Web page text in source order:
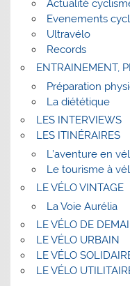
Actualité
Evenements
Ultravélo
Records
ENTRAINEMENT,
Préparation
La diététique
LES INTERVIEWS
LES ITINÉRAIRES
L’aventure en
Le tourisme à
LE VÉLO VINTAGE
La Voie Aurélia
LE VÉLO DE
LE VÉLO URBAIN
LE VÉLO
LE VÉLO